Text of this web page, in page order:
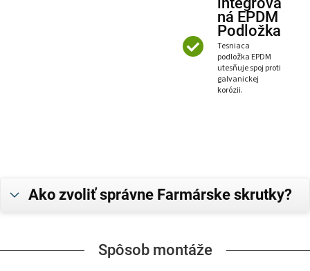
ná EPDM
Podložka
Tesniaca
podložka EPDM
utesňuje spoj proti
galvanickej
korózii.
Ako zvoliť správne Farmárske skrutky?
Spôsob montáže